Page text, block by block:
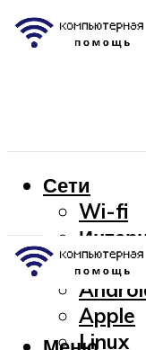
Сети
Wi-fi
OC
Apple
Linux